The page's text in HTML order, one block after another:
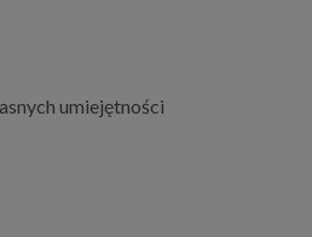
umiejętności